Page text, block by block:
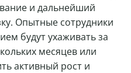
и дальнейший
Опытные сотрудники
будут ухаживать за
месяцев или
активный рост и